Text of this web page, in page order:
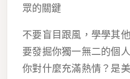
眾的關鍵
不要盲目跟風，學學其
要發掘你獨一無二的個
你對什麼充滿熱情？是